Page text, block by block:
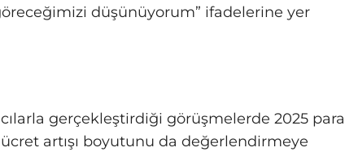
düşünüyorum” ifadelerine yer
gerçekleştirdiği görüşmelerde 2025 para
artışı boyutunu da değerlendirmeye